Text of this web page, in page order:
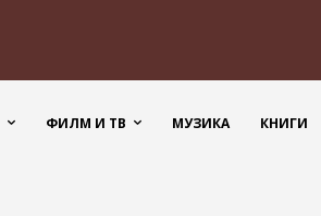
ФИЛМ И ТВ МУЗИКА КНИГИ